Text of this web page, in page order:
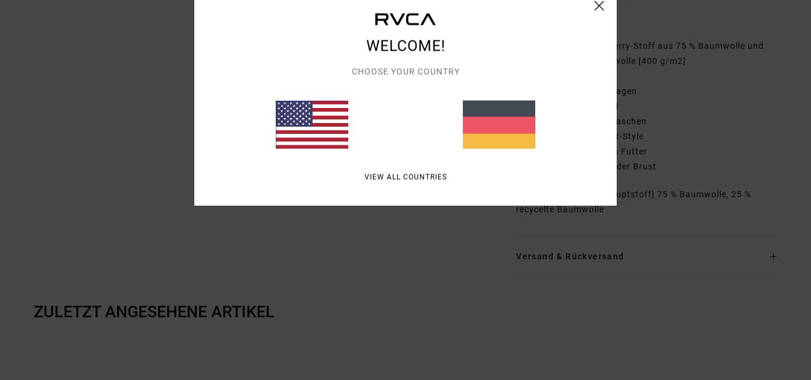
French-Terry-Stoff aus 75 % Baumwolle und
25 % recycelter Baumwolle [400 g/m2]
Kapuzenkragen
Kängurutaschen
Verschluss:
Pullover-Style
Futter:
Gebürstetes Futter
Stickerei auf der Brust
[Hauptstoff] 75 % Baumwolle, 25 %
recycelte Baumwolle
Versand & Rückversand
ZULETZT ANGESEHENE ARTIKEL
WELCOME!
CHOOSE YOUR COUNTRY
VIEW ALL COUNTRIES